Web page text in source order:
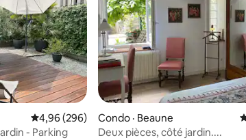
Note moyenne de 4,96 sur 5, 296
4,96 (296)
- Parking
Condo · Beaune
Deux pièces, côté jardin....